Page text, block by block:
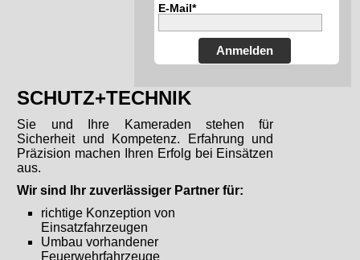
E-Mail*
Anmelden
SCHUTZ+TECHNIK
Sie und Ihre Kameraden stehen für
Sicherheit und Kompetenz. Erfahrung und
Präzision machen Ihren Erfolg bei Einsätzen
aus.
Wir sind Ihr zuverlässiger Partner für:
richtige Konzeption von
Einsatzfahrzeugen
Umbau vorhandener
Feuerwehrfahrzeuge